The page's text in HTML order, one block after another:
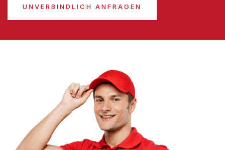
UNVERBINDLICH ANFRAGEN